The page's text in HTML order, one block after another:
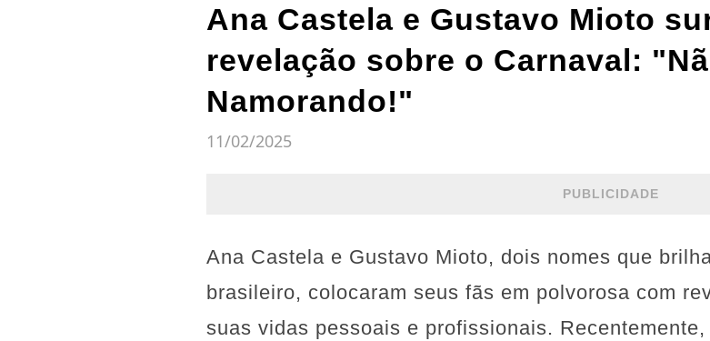
Ana Castela e Gustavo Mioto
revelação sobre o Carnaval:
Namorando!"
11/02/2025
PUBLICIDADE
Ana Castela e Gustavo Mioto, dois nomes que
brasileiro, colocaram seus fãs em polvorosa com
suas vidas pessoais e profissionais.